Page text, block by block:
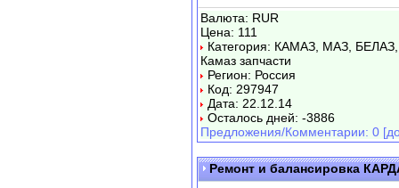
Валюта: RUR
Цена: 111
Категория: КАМАЗ, МАЗ,
Камаз запчасти
Регион: Россия
Код: 297947
Дата: 22.12.14
Осталось дней: -3886
Предложения/Комментарии: 0
Ремонт и балансировка